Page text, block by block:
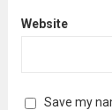
Website
Save my